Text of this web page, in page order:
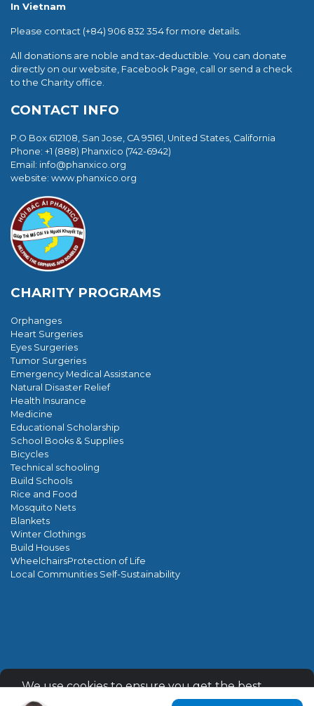
In Vietnam
Please contact (+84) 906 832 354 for more details.
All donations are noble and tax-deductible. You can donate
directly on our website, Facebook Page, call or send a check
to the Charity office.
CONTACT INFO
P.O Box 612108, San Jose, CA 95161, United States, California
Phone: +1 (888) Phanxico (742-6942)
Email: info@phanxico.org
website: www.phanxico.org
CHARITY PROGRAMS
Orphanges
Heart Surgeries
Eyes Surgeries
Tumor Surgeries
Emergency Medical Assistance
Natural Disaster Relief
Health Insurance
Medicine
Educational Scholarship
School Books & Supplies
Bicycles
Technical schooling
Build Schools
Rice and Food
Mosquito Nets
Blankets
Winter Clothings
Build Houses
WheelchairsProtection of Life
Local Communities Self-Sustainability
Encrypted & Secure. Give with Confidence.
We use cookies to ensure you get the best